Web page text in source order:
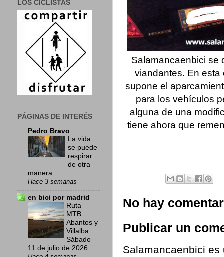
Salamancaenbici se
viandantes. En
supone el
para los vehículos
alguna de una
tiene ahora que
No hay
Publicar un
Salamancaenbici
LOS CICLISTAS
PÁGINAS DE INTERÉS
Pedro Bravo
La vida
se puede
respirar
de otra
manera
Hace 3 semanas
en bici por madrid
Ruta
MTB:
Abantos y
Villalba.
Sábado
11 de julio de 2026